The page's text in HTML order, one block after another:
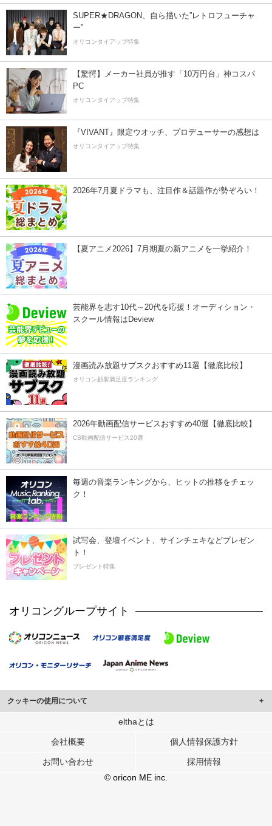
SUPER★DRAGON、自ら描いた”レトロフューチャ
ー”
オリコンタイアップ特集
【驚愕】メーカー社員が推す「10万円台」神コスパ
PC
オリコンタイアップ特集
『VIVANT』限定ウオッチ、プロデューサーの感想は
オリコンタイアップ特集
2026年7月夏ドラマも、注目作＆話題作が勢ぞろい！
【夏アニメ2026】7月期夏の新アニメを一挙紹介！
芸能界を志す10代～20代を応援！オーディション・
スクール情報はDeview
漫画読み放題サブスクおすすめ11選【徹底比較】
オリコン顧客満足度ランキング
2026年動画配信サービスおすすめ40選【徹底比較】
CS動画配信サービス20選
毎週の音楽ランキングから、ヒットの推移をチェッ
ク！
試写会、登壇イベント、サインチェキなどプレゼン
ト！
プレゼント特集
オリコングループサイト
クッキーの使用について
このサイトでは Cookie を使用して、ユーザーに合わせたコンテンツや広告の
行っています。
メディアや広告配信、データ解析の各パートナーに提供しています。
ユーザーが各パートナーのサービスを使用したときに収集した他の情報を組み
elthaとは
会社概要 個人情報保護方針
お問い合わせ
採用情報
© oricon ME inc.